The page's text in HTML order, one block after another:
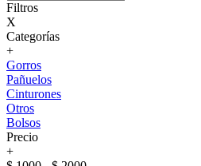
Filtros
X
Categorías
+
Gorros
Pañuelos
Cinturones
Otros
Bolsos
Precio
+